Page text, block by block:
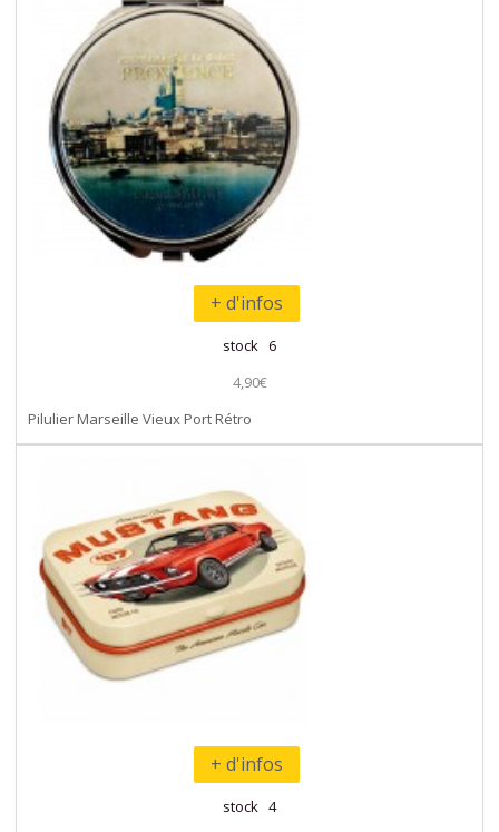
+ d'infos
stock 6
4,90€
Pilulier Marseille Vieux Port Rétro
+ d'infos
stock 4